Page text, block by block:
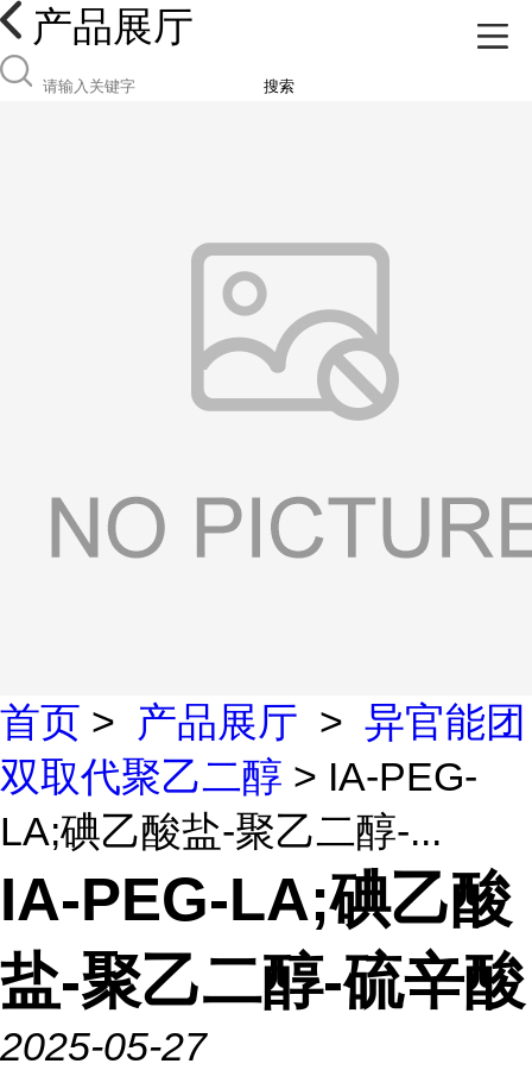
产品展厅
搜索
首页 > 产品展厅 > 异官能团
双取代聚乙二醇 > IA-PEG-
LA;碘乙酸盐-聚乙二醇-...
IA-PEG-LA;碘乙酸
盐-聚乙二醇-硫辛酸
2025-05-27